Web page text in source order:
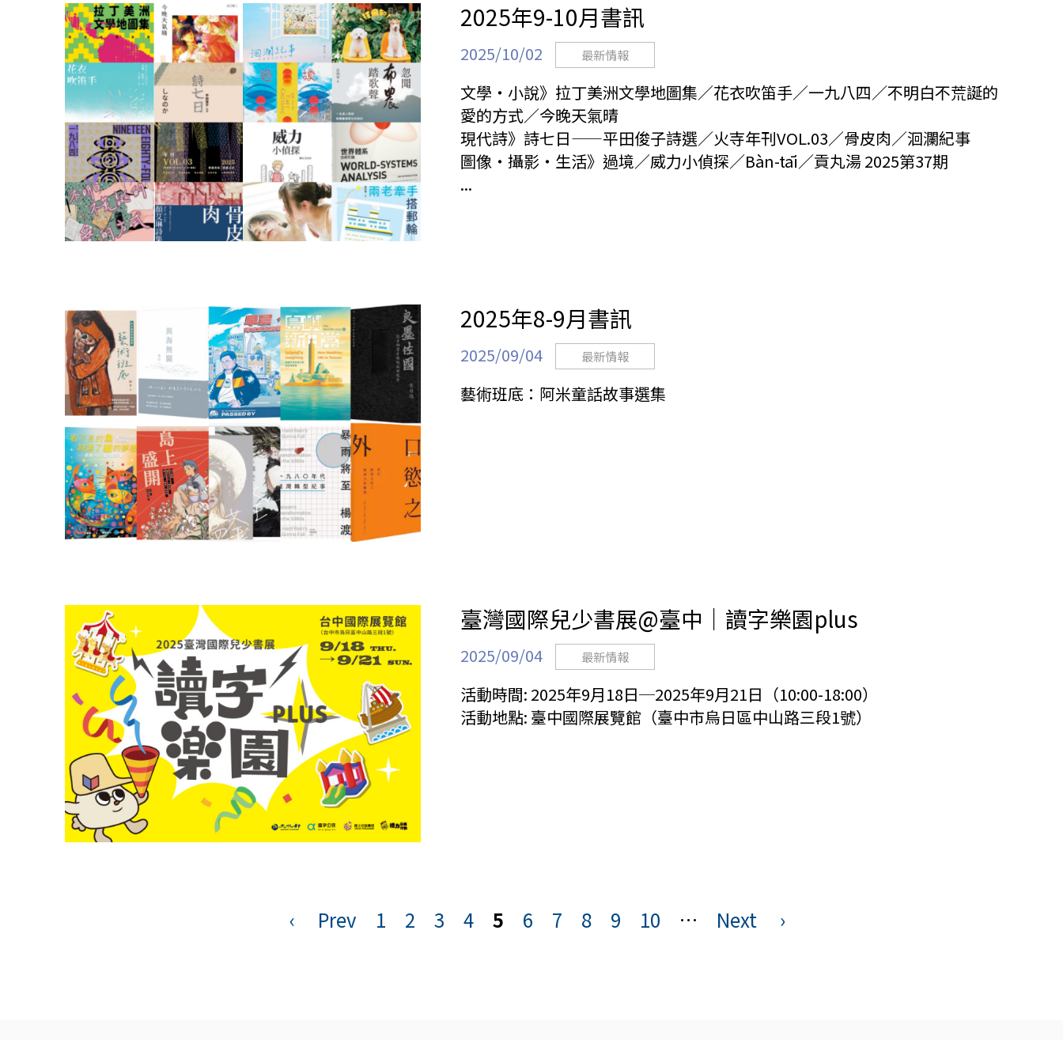
2025年9-10月書訊
2025/10/02 最新情報
文學・小說》拉丁美洲文學地圖集／花衣吹笛手／一九八四／不明白不荒誕的
愛的方式／今晚天氣晴
現代詩》詩七日——平田俊子詩選／火寺年刊VOL.03／骨皮肉／洄瀾紀事
圖像・攝影・生活》過境／威力小偵探／Bàn-tāi／貢丸湯 2025第37期
...
2025年8-9月書訊
2025/09/04 最新情報
藝術班底：阿米童話故事選集
臺灣國際兒少書展@臺中｜讀字樂園plus
2025/09/04 最新情報
活動時間: 2025年9月18日─2025年9月21日（10:00-18:00）
活動地點: 臺中國際展覽館（臺中市烏日區中山路三段1號）
‹ Prev 1 2 3 4 5 6 7 8 9 10 … Next ›